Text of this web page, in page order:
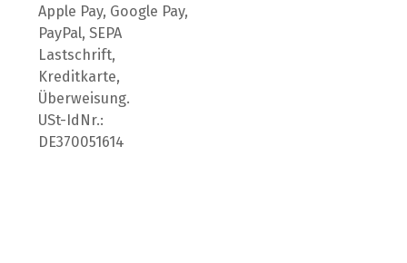
Apple Pay, Google Pay,
PayPal, SEPA
Lastschrift,
Kreditkarte,
Überweisung.
USt-IdNr.:
DE370051614